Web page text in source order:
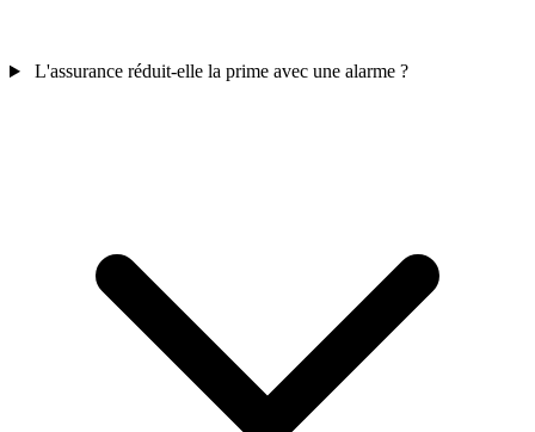
L'assurance réduit-elle la prime avec une alarme ?